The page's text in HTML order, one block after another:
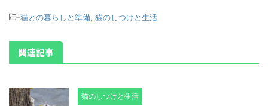
-猫との暮らしと準備 猫のしつけと生活
関連記事
猫のしつけと生活